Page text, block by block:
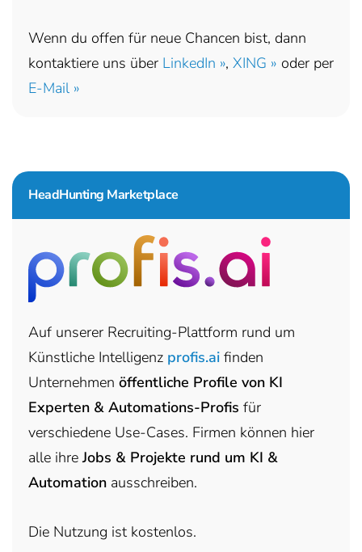
Wenn du offen für neue Chancen bist, dann
kontaktiere uns über LinkedIn », XING » oder per
E-Mail »
HeadHunting Marketplace
Auf unserer Recruiting-Plattform rund um
Künstliche Intelligenz profis.ai finden
Unternehmen öffentliche Profile von KI
Experten & Automations-Profis für
verschiedene Use-Cases. Firmen können hier
alle ihreJobs & Projekte rund um KI &
Automation ausschreiben.
Die Nutzung ist kostenlos.